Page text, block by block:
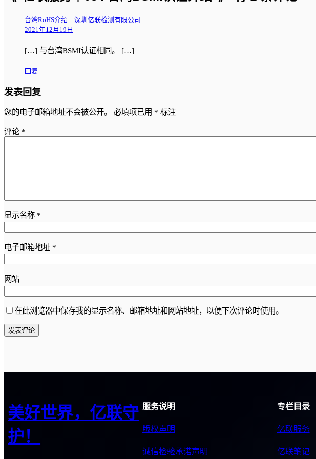
台湾RoHS介绍 – 深圳亿联检测有限公司
2021年12月19日
[…] 与台湾BSMI认证相同。 […]
回复
发表回复
您的电子邮箱地址不会被公开。 必填项已用 * 标注
评论 *
显示名称 *
电子邮箱地址 *
网站
在此浏览器中保存我的显示名称、邮箱地址和网站地址，以便下次评论时使用。
美好世界，亿联守
护！
服务说明
版权声明
诚信检验承诺声明
专栏目录
亿联服务
亿联笔记